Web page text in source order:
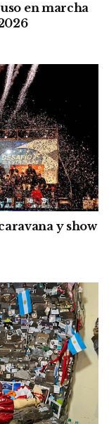
en marcha
y show